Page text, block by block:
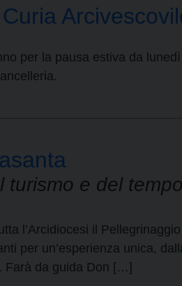
per la pausa estiva da
e del
l’Arcidiocesi il
per un’esperienza unica,
Farà da guida Don […]